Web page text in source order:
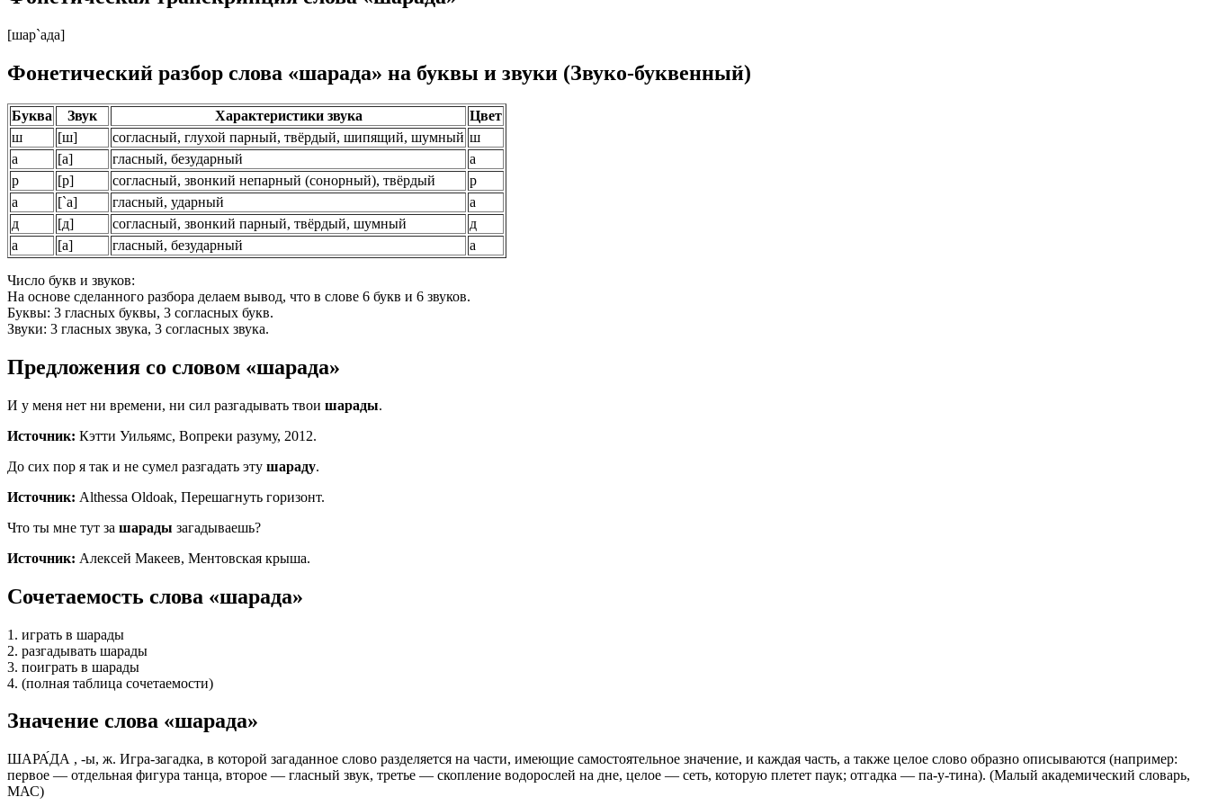
[шар`ада]
Фонетический разбор слова «шарада» на буквы и звуки (Звуко-буквенный)
Буква Звук Характеристики звука
Цвет
ш
[ш] согласный, глухой парный, твёрдый, шипящий, шумный ш
а
[а] гласный, безударный
а
р
[р] согласный, звонкий непарный (сонорный), твёрдый
р
а
[`а] гласный, ударный
а
д
[д] согласный, звонкий парный, твёрдый, шумный
д
а
[а] гласный, безударный а
Число букв и звуков:
На основе сделанного разбора делаем вывод, что в слове 6 букв и 6 звуков.
Буквы: 3 гласных буквы, 3 согласных букв.
Звуки: 3 гласных звука, 3 согласных звука.
Предложения со словом «шарада»
И у меня нет ни времени, ни сил разгадывать твои шарады.
Источник: Кэтти Уильямс, Вопреки разуму, 2012.
До сих пор я так и не сумел разгадать эту шараду.
Источник: Althessa Oldoak, Перешагнуть горизонт.
Что ты мне тут за шарады загадываешь?
Источник: Алексей Макеев, Ментовская крыша.
Сочетаемость слова «шарада»
1. играть в шарады
2. разгадывать шарады
3. поиграть в шарады
4. (полная таблица сочетаемости)
Значение слова «шарада»
ШАРА́ДА , -ы, ж. Игра-загадка, в которой загаданное слово разделяется на части, имеющие самостоятельное значение, и каждая часть, а также целое слово образно описываются (например:
первое — отдельная фигура танца, второе — гласный звук, третье — скопление водорослей на дне, целое — сеть, которую плетет паук; отгадка — па-у-тина). (Малый академический словарь,
МАС)